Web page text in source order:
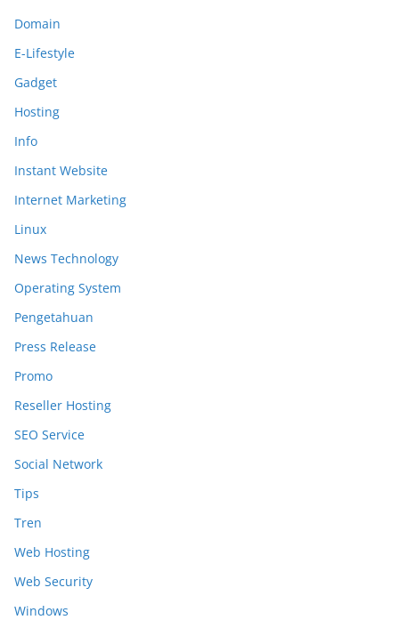
Domain
E-Lifestyle
Gadget
Hosting
Info
Instant Website
Internet Marketing
Linux
News Technology
Operating System
Pengetahuan
Press Release
Promo
Reseller Hosting
SEO Service
Social Network
Tips
Tren
Web Hosting
Web Security
Windows